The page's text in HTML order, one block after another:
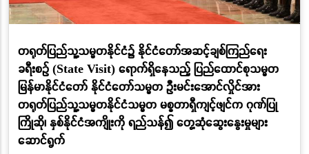
တရုတ်ပြည်သူ့သမ္မတနိုင်ငံ၌ နိုင်ငံတော်အဆင့်ချစ်ကြည်ရေး
ခရီးစဉ် (State Visit) ရောက်ရှိနေသည့် ပြည်ထောင်စုသမ္မတ
မြန်မာနိုင်ငံတော် နိုင်ငံတော်သမ္မတ ဦးမင်းအောင်လှိုင်အား
တရုတ်ပြည်သူ့သမ္မတနိုင်ငံသမ္မတ မစ္စတာရှီကျင့်ဖျင်က ဂုဏ်ပြု
ကြိုဆို၊ နှစ်နိုင်ငံအကျိုးကို ရည်သန်၍ တွေ့ဆုံဆွေးနွေးမှုများ
ဆောင်ရွက်